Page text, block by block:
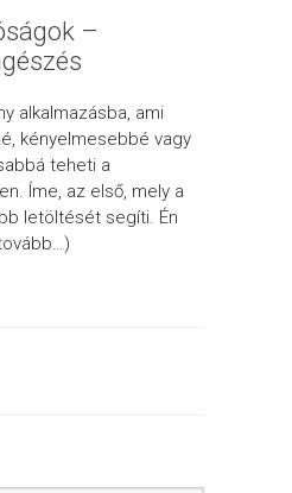
–
alkalmazásba, ami
kényelmesebbé vagy
teheti a
Íme, az első, mely a
letöltését segíti. Én